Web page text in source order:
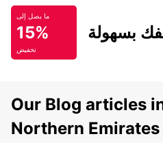
ما يصل إلى
15%
تخفيض
بسهولة
Our Blog articles
Northern Emirates